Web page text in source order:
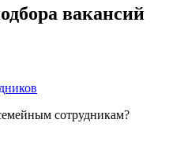
вакансий
сотрудникам?